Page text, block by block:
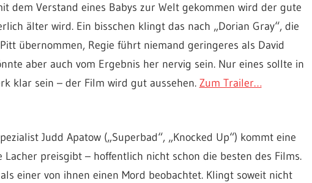
dem Verstand eines Babys zur Welt gekommen wird der gute
älter wird. Ein bisschen klingt das nach „Dorian Gray“, die
übernommen, Regie führt niemand geringeres als David
aber auch vom Ergebnis her nervig sein. Nur eines sollte in
klar sein – der Film wird gut aussehen. Zum Trailer…
Judd Apatow („Superbad“, „Knocked Up“) kommt eine
preisgibt – hoffentlich nicht schon die besten des Films.
einer von ihnen einen Mord beobachtet. Klingt soweit nicht